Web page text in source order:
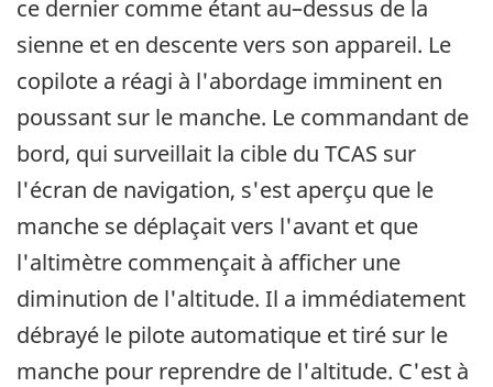
ce dernier comme étant au–dessus de la
sienne et en descente vers son appareil. Le
copilote a réagi à l'abordage imminent en
poussant sur le manche. Le commandant de
bord, qui surveillait la cible du TCAS sur
l'écran de navigation, s'est aperçu que le
manche se déplaçait vers l'avant et que
l'altimètre commençait à afficher une
diminution de l'altitude. Il a immédiatement
débrayé le pilote automatique et tiré sur le
manche pour reprendre de l'altitude. C'est à